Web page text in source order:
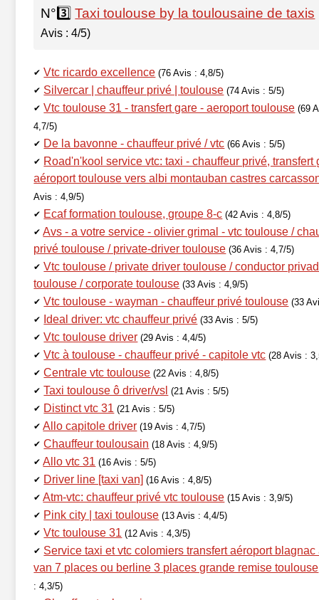
N°3️⃣Taxi toulouse by la toulousaine de taxis
Avis : 4/5)
✔ Vtc ricardo excellence (76 Avis : 4,8/5)
✔ Silvercar | chauffeur privé | toulouse (74 Avis : 5/5)
✔ Vtc toulouse 31 - transfert gare - aeroport toulouse (69
4,7/5)
✔ De la bavonne - chauffeur privé / vtc (66 Avis : 5/5)
✔ Road'n'kool service vtc: taxi - chauffeur privé, transfert
aéroport toulouse vers albi montauban castres
Avis : 4,9/5)
✔ Ecaf formation toulouse, groupe 8-c (42 Avis : 4,8/5)
✔ Avs - a votre service - olivier grimal - vtc toulouse /
privé toulouse / private-driver toulouse (36 Avis : 4,7/5)
✔ Vtc toulouse / private driver toulouse / conductor
toulouse / corporate toulouse (33 Avis : 4,9/5)
✔ Vtc toulouse - wayman - chauffeur privé toulouse (33
✔ Ideal driver: vtc chauffeur privé (33 Avis : 5/5)
✔ Vtc toulouse driver (29 Avis : 4,4/5)
✔ Vtc à toulouse - chauffeur privé - capitole vtc (28 Avis :
✔ Centrale vtc toulouse (22 Avis : 4,8/5)
✔ Taxi toulouse ô driver/vsl (21 Avis : 5/5)
✔ Distinct vtc 31 (21 Avis : 5/5)
✔ Allo capitole driver (19 Avis : 4,7/5)
✔ Chauffeur toulousain (18 Avis : 4,9/5)
✔ Allo vtc 31 (16 Avis : 5/5)
✔ Driver line [taxi van] (16 Avis : 4,8/5)
✔ Atm-vtc: chauffeur privé vtc toulouse (15 Avis : 3,9/5)
✔ Pink city | taxi toulouse (13 Avis : 4,4/5)
✔ Vtc toulouse 31 (12 Avis : 4,3/5)
✔ Service taxi et vtc colomiers transfert aéroport blagnac
van 7 places ou berline 3 places grande remise toulouse
: 4,3/5)